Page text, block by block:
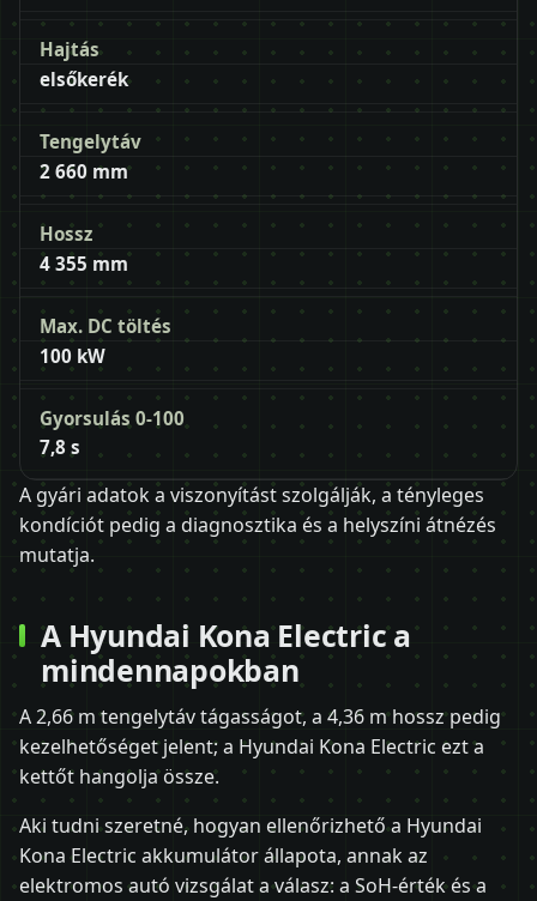
Hajtás
elsőkerék
Tengelytáv
2 660 mm
Hossz
4 355 mm
Max. DC töltés
100 kW
Gyorsulás 0-100
7,8 s
A gyári adatok a viszonyítást szolgálják, a tényleges
kondíciót pedig a diagnosztika és a helyszíni átnézés
mutatja.
A Hyundai Kona Electric a
mindennapokban
A 2,66 m tengelytáv tágasságot, a 4,36 m hossz pedig
kezelhetőséget jelent; a Hyundai Kona Electric ezt a
kettőt hangolja össze.
Aki tudni szeretné, hogyan ellenőrizhető a Hyundai
Kona Electric akkumulátor állapota, annak az
elektromos autó vizsgálat a válasz: a SoH-érték és a